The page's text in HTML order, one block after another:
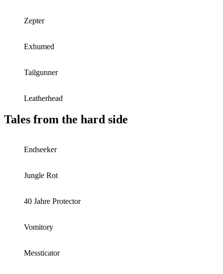
Zepter
Exhumed
Tailgunner
Leatherhead
Tales from the hard side
Endseeker
Jungle Rot
40 Jahre Protector
Vomitory
Messticator